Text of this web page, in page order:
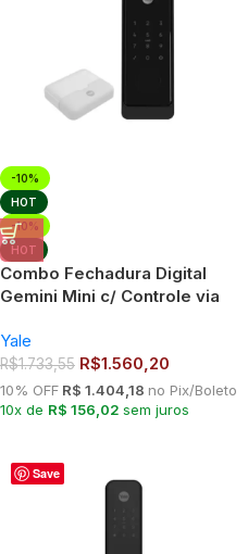
-10%
HOT
-10%
HOT
Combo Fechadura Digital
Gemini Mini c/ Controle via
Yale
R$1.733,55 R$1.560,20
10% OFF R$ 1.404,18 no Pix/Boleto
10x de R$ 156,02 sem juros
Save